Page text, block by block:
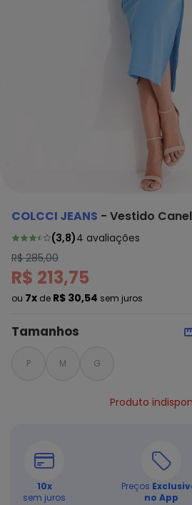
COLCCI JEANS - Vestido
(3,8)4 avaliações
R$ 285,00
R$ 213,75
ou 7x de R$ 30,54 sem juros
Tamanhos
P M G
Produto
10x
sem juros
Preços
no App